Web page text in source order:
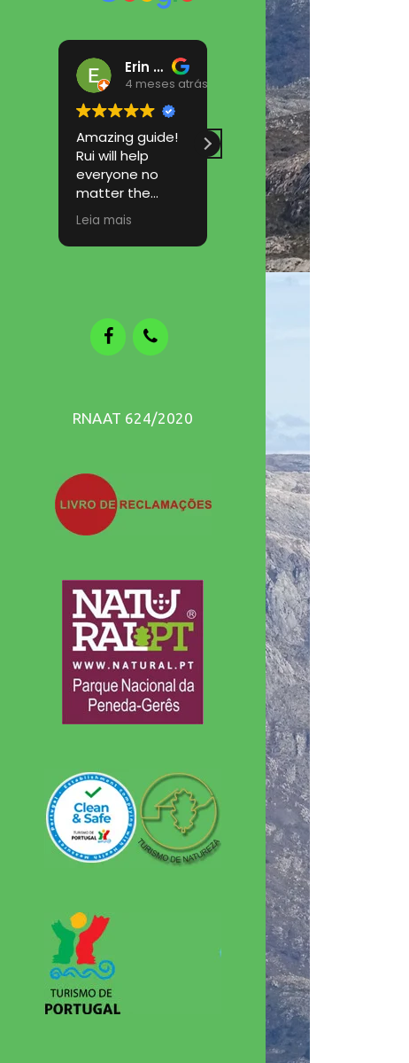
Erin Kelly
4 meses atrás
Amazing guide!
Rui will help
everyone no
matter the
ability. I hope to
return to try
another trail :)
Leia mais
4 meses atrás
Participar numa
caminhada do
RB Hiking &
Trekking é
sempre uma
aventura
fantástica! Um
guia muito
terapêuticas em
que te esqueces
do teu dia a dia
e viajas numa
aventura única!!
Recomendo
vivamente!!
Obrigado
Leia mais
RNAAT 624/2020